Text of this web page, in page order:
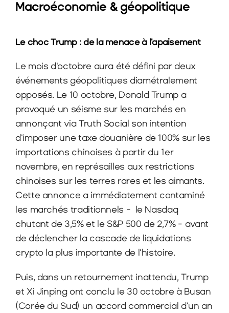
Macroéconomie & géopolitique
Le choc Trump : de la menace à l'apaisement
Le mois d'octobre aura été défini par deux
événements géopolitiques diamétralement
opposés. Le 10 octobre, Donald Trump a
provoqué un séisme sur les marchés en
annonçant via Truth Social son intention
d'imposer une taxe douanière de 100% sur les
importations chinoises à partir du 1er
novembre, en représailles aux restrictions
chinoises sur les terres rares et les aimants.
Cette annonce a immédiatement contaminé
les marchés traditionnels -  le Nasdaq
chutant de 3,5% et le S&P 500 de 2,7% - avant
de déclencher la cascade de liquidations
crypto la plus importante de l'histoire.
Puis, dans un retournement inattendu, Trump
et Xi Jinping ont conclu le 30 octobre à Busan
(Corée du Sud) un accord commercial d'un an